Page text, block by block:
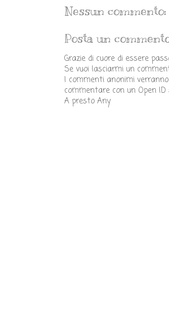
Nessun commento:
Posta un
Grazie di cuore di essere
Se vuoi lasciarmi un
I commenti anonimi
commentare con un Open
A presto Any